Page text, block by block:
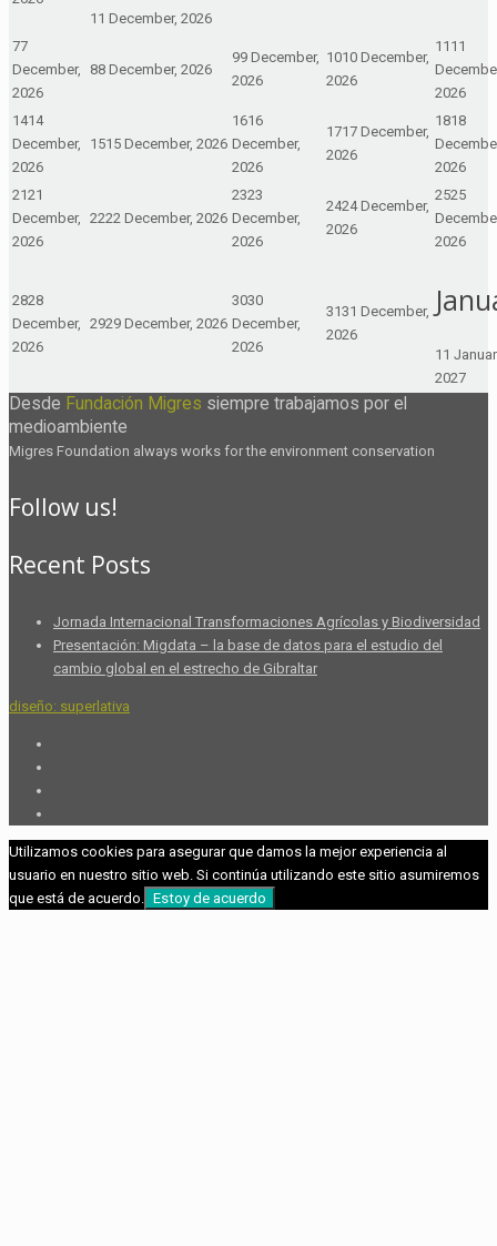
1 1 December, 2026
77
December,
2026
88 December, 2026
99 December,
2026
1010 December,
2026
11 11
2026
1414
December,
2026
1515 December, 2026
1616
December,
2026
1717 December,
2026
1818
2026
2121
December,
2026
2222 December, 2026
2323
December,
2026
2424 December,
2026
2525
2026
2828
December,
2026
2929 December, 2026
3030
December,
2026
3131 December,
2026
1 1
2027
Desde Fundación Migres siempre trabajamos por el
medioambiente
Migres Foundation always works for the environment conservation
Follow us!
Recent Posts
Jornada Internacional Transformaciones Agrícolas y Biodiversidad
Presentación: Migdata – la base de datos para el estudio del
cambio global en el estrecho de Gibraltar
diseño: superlativa
Utilizamos cookies para asegurar que damos la mejor experiencia al
usuario en nuestro sitio web. Si continúa utilizando este sitio asumiremos
que está de acuerdo. Estoy de acuerdo